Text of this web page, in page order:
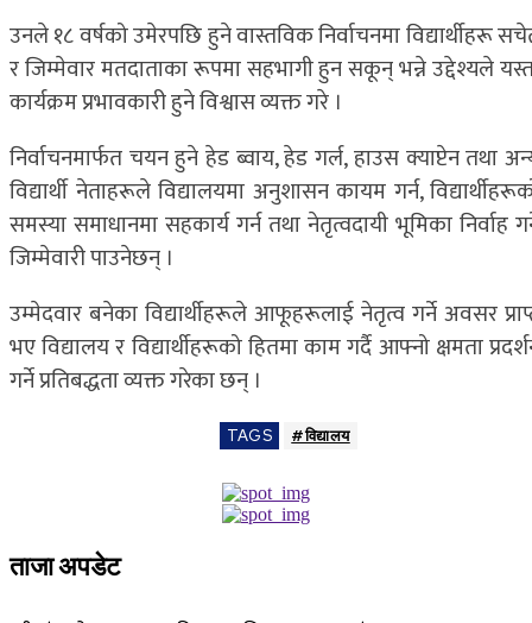
उनले १८ वर्षको उमेरपछि हुने वास्तविक निर्वाचनमा विद्यार्थीहरू
र जिम्मेवार मतदाताका रूपमा सहभागी हुन सकून् भन्ने उद्देश्यले
कार्यक्रम प्रभावकारी हुने विश्वास व्यक्त गरे ।
निर्वाचनमार्फत चयन हुने हेड ब्वाय, हेड गर्ल, हाउस क्याप्टेन तथा
विद्यार्थी नेताहरूले विद्यालयमा अनुशासन कायम गर्न,
समस्या समाधानमा सहकार्य गर्न तथा नेतृत्वदायी भूमिका निर्वाह
जिम्मेवारी पाउनेछन् ।
उम्मेदवार बनेका विद्यार्थीहरूले आफूहरूलाई नेतृत्व गर्ने अवसर
भए विद्यालय र विद्यार्थीहरूको हितमा काम गर्दै आफ्नो क्षमता
गर्ने प्रतिबद्धता व्यक्त गरेका छन् ।
TAGS #विद्यालय
ताजा अपडेट